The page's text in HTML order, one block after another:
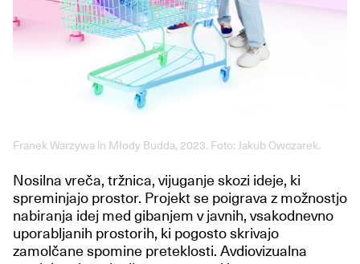
Franek Warzywa in Młody Budda, 2023. Foto: Jakub Owczarek.
Nosilna vreča, tržnica, vijuganje skozi ideje, ki
spreminjajo prostor. Projekt se poigrava z možnostjo
nabiranja idej med gibanjem v javnih, vsakodnevno
uporabljanih prostorih, ki pogosto skrivajo
zamolčane spomine preteklosti. Avdiovizualna